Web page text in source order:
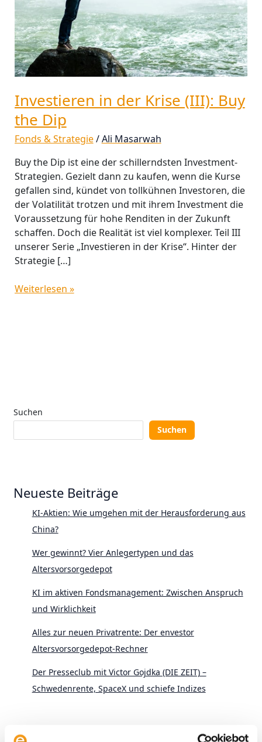
Investieren in der Krise (III): Buy
the Dip
Fonds & Strategie/Ali Masarwah
Buy the Dip ist eine der schillerndsten Investment-
Strategien. Gezielt dann zu kaufen, wenn die Kurse
gefallen sind, kündet von tollkühnen Investoren, die
der Volatilität trotzen und mit ihrem Investment die
Voraussetzung für hohe Renditen in der Zukunft
schaffen. Doch die Realität ist viel komplexer. Teil III
unserer Serie „Investieren in der Krise“. Hinter der
Strategie […]
the
Dip
Weiterlesen »
Suchen
Suchen
Neueste Beiträge
KI-Aktien: Wie umgehen mit der Herausforderung aus
China?
Wer gewinnt? Vier Anlegertypen und das
Altersvorsorgedepot
KI im aktiven Fondsmanagement: Zwischen Anspruch
und Wirklichkeit
Alles zur neuen Privatrente: Der envestor
Altersvorsorgedepot-Rechner
Der Presseclub mit Victor Gojdka (DIE ZEIT) –
Schwedenrente, SpaceX und schiefe Indizes